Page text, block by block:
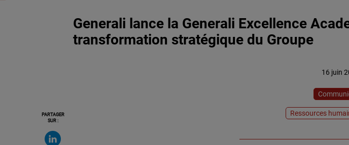
Generali lance la Generali Excellence
transformation stratégique du Groupe
16 juin
Ressources
PARTAGER
SUR :